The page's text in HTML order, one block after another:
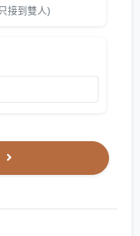
接到雙人)